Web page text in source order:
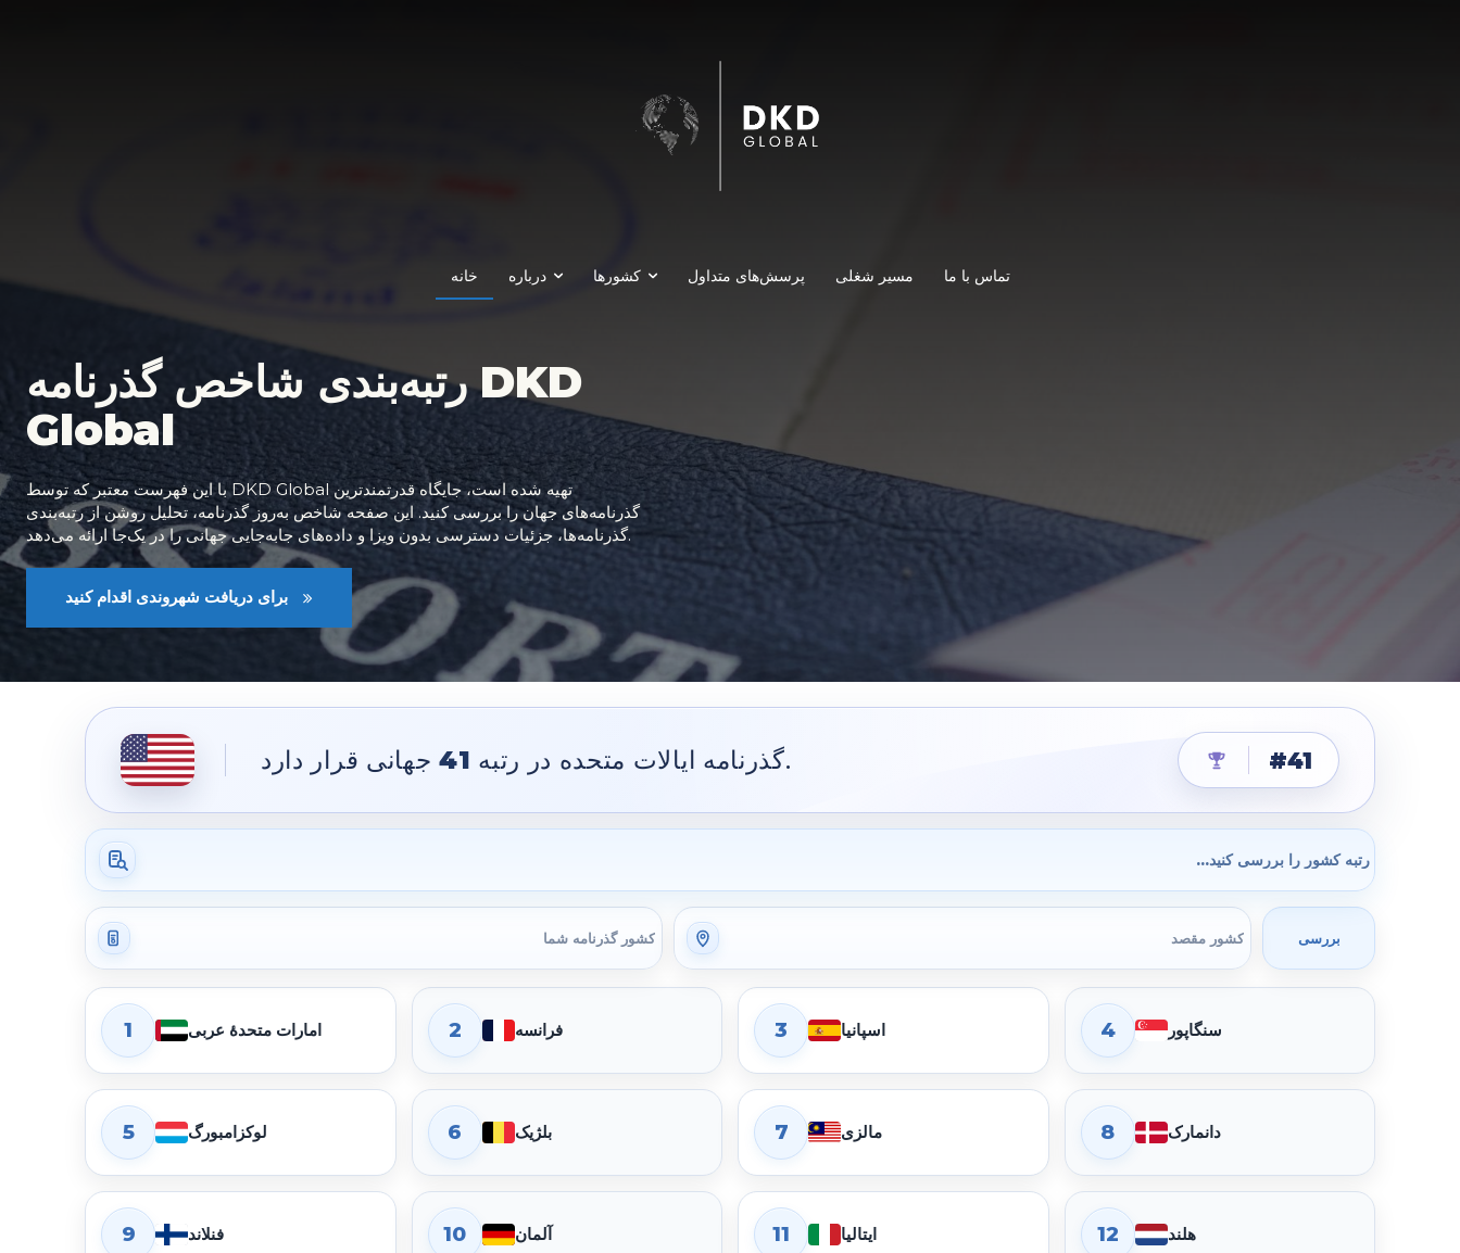
خانه درباره کشورها پرسش‌های متداول مسیر شغلی تماس با ما
رتبه‌بندی شاخص گذرنامه DKD
Global
با این فهرست معتبر که توسط DKD Global تهیه شده است، جایگاه قدرتمندترین
گذرنامه‌های جهان را بررسی کنید. این صفحه شاخص به‌روز گذرنامه، تحلیل روشن از رتبه‌بندی
گذرنامه‌ها، جزئیات دسترسی بدون ویزا و داده‌های جابه‌جایی جهانی را در یک‌جا ارائه می‌دهد.
برای دریافت شهروندی اقدام کنید
گذرنامه ایالات متحده در رتبه 41 جهانی قرار دارد. #41
بررسی
1 امارات متحدهٔ عربی 2 فرانسه 3 اسپانیا 4 سنگاپور
5 لوکزامبورگ 6 بلژیک 7 مالزی 8 دانمارک
9 فنلاند گذرنامه فنلاند در رتبه 9 قرار دارد. امتیاز جابه‌جایی 174، دسترسی بدون ویزا 120، دسترسی eTA 11، ویزای هنگام ورود 43 و مقصدهای نیازمند ویزا 24 است. 10 آلمان 11 ایتالیا 12 هلند